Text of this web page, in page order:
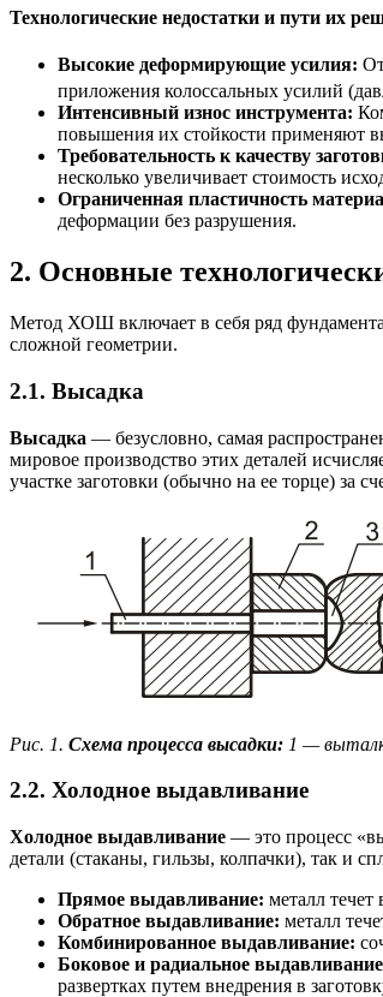
Технологические недостатки и пути их
Высокие деформирующие усилия:
приложения колоссальных усилий
Интенсивный износ инструмента:
повышения их стойкости применяют
Требовательность к качеству
несколько увеличивает стоимость
Ограниченная пластичность
деформации без разрушения.
2. Основные
Метод ХОШ включает в себя ряд
сложной геометрии.
2.1. Высадка
Высадка — безусловно, самая
мировое производство этих деталей
участке заготовки (обычно на ее торце) за
Рис. 1. Схема процесса высадки: 1 —
2.2. Холодное выдавливание
Холодное выдавливание — это процесс
детали (стаканы, гильзы, колпачки), так и
Прямое выдавливание: металл
Обратное выдавливание: металл
Комбинированное выдавливание:
Боковое и радиальное
развертках путем внедрения в